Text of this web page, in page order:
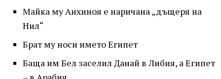
Майка му Анхиноя е наричана „дъщеря на
Нил“
Брат му носи името Египет
Баща им Бел заселил Данай в Либия, а Египет